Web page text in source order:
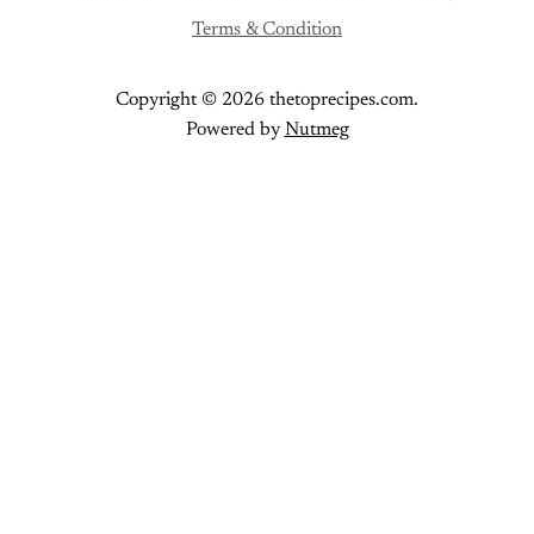
Copyright © 2026 thetoprecipes.com.
Powered by Nutmeg
Terms & Condition